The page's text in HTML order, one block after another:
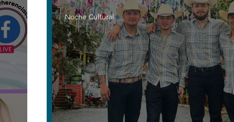
Noche Cultural